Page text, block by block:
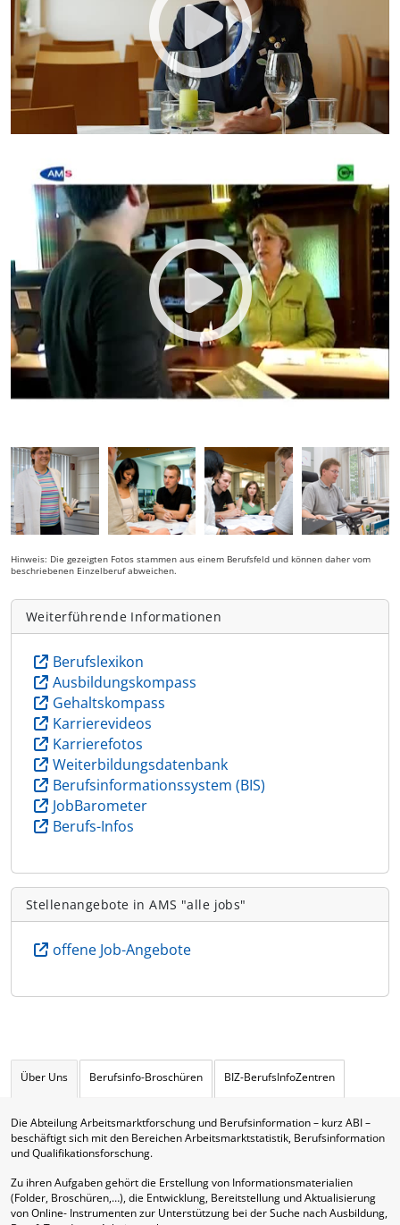
Hinweis: Die gezeigten Fotos stammen aus einem Berufsfeld und können daher vom
beschriebenen Einzelberuf abweichen.
Weiterführende Informationen
Berufslexikon
Ausbildungskompass
Gehaltskompass
Karrierevideos
Karrierefotos
Weiterbildungsdatenbank
Berufsinformationssystem (BIS)
JobBarometer
Berufs-Infos
Stellenangebote in AMS "alle jobs"
offene Job-Angebote
Über Uns Berufsinfo-Broschüren BIZ-BerufsInfoZentren
Die Abteilung Arbeitsmarktforschung und Berufsinformation – kurz ABI –
beschäftigt sich mit den Bereichen Arbeitsmarktstatistik, Berufsinformation
und Qualifikationsforschung.
Zu ihren Aufgaben gehört die Erstellung von Informationsmaterialien
(Folder, Broschüren,…), die Entwicklung, Bereitstellung und Aktualisierung
von Online- Instrumenten zur Unterstützung bei der Suche nach Ausbildung,